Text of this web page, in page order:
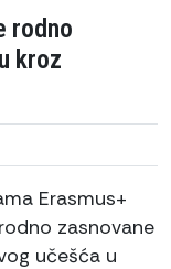
rodno
kroz
Erasmus+
zasnovane
učešća u